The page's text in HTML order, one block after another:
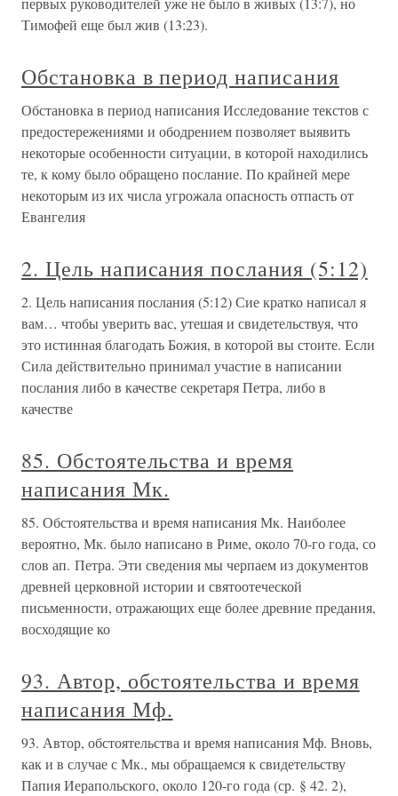
Тимофей еще был жив (13:23).
Обстановка в период написания
Обстановка в период написания Исследование текстов с
предостережениями и ободрением позволяет выявить
некоторые особенности ситуации, в которой находились
те, к кому было обращено послание. По крайней мере
некоторым из их числа угрожала опасность отпасть от
Евангелия
2. Цель написания послания (5:12)
2. Цель написания послания (5:12) Сие кратко написал я
вам… чтобы уверить вас, утешая и свидетельствуя, что
это истинная благодать Божия, в которой вы стоите. Если
Сила действительно принимал участие в написании
послания либо в качестве секретаря Петра, либо в
качестве
85. Обстоятельства и время
написания Мк.
85. Обстоятельства и время написания Мк. Наиболее
вероятно, Мк. было написано в Риме, около 70-го года, со
слов ап. Петра. Эти сведения мы черпаем из документов
древней церковной истории и святоотеческой
письменности, отражающих еще более древние предания,
восходящие ко
93. Автор, обстоятельства и время
написания Мф.
93. Автор, обстоятельства и время написания Мф. Вновь,
как и в случае с Мк., мы обращаемся к свидетельству
Папия Иерапольского, около 120-го года (ср. § 42. 2),